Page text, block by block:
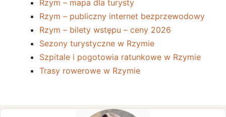
Rzym – mapa dla turysty
Rzym – publiczny internet bezprzewodowy
Rzym – bilety wstępu – ceny 2026
Sezony turystyczne w Rzymie
Szpitale i pogotowia ratunkowe w Rzymie
Trasy rowerowe w Rzymie